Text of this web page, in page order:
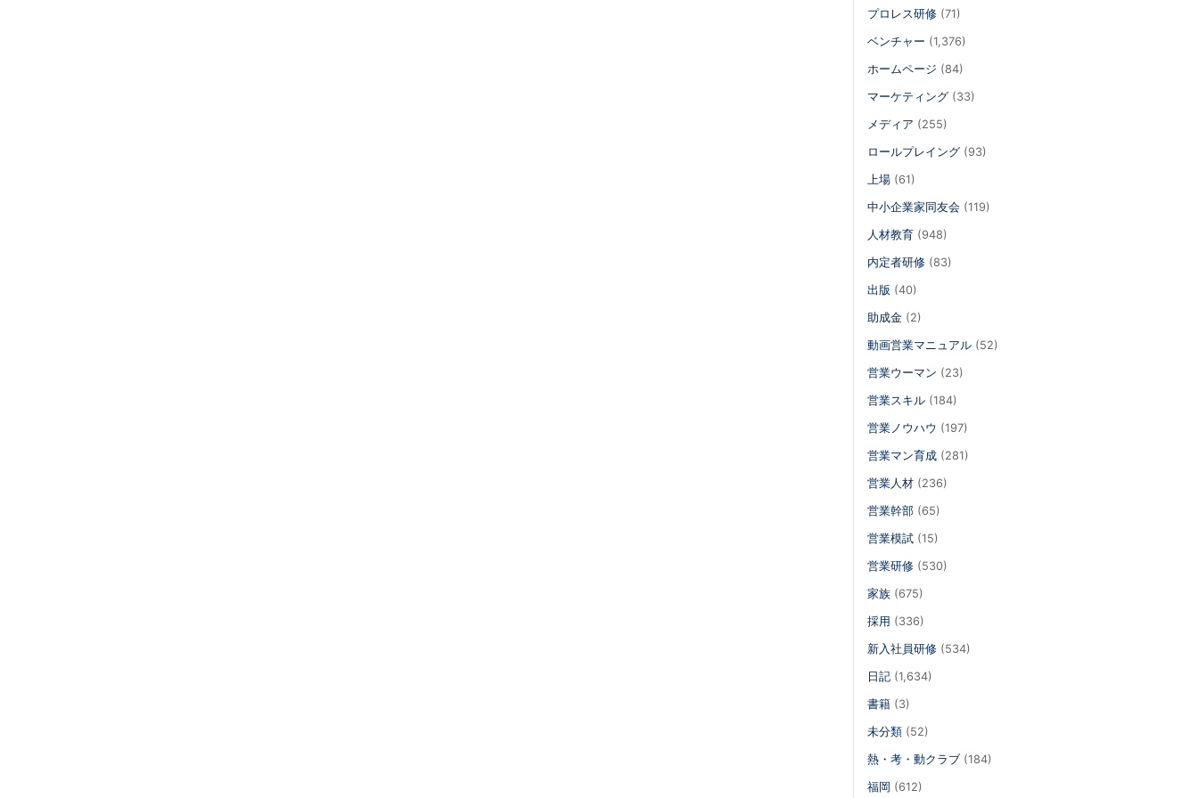
プロレス研修 (71)
ベンチャー (1,376)
ホームページ (84)
マーケティング (33)
メディア (255)
ロールプレイング (93)
上場 (61)
中小企業家同友会 (119)
人材教育 (948)
内定者研修 (83)
出版 (40)
助成金 (2)
動画営業マニュアル (52)
営業ウーマン (23)
営業スキル (184)
営業ノウハウ (197)
営業マン育成 (281)
営業人材 (236)
営業幹部 (65)
営業模試 (15)
営業研修 (530)
家族 (675)
採用 (336)
新入社員研修 (534)
日記 (1,634)
書籍 (3)
未分類 (52)
熱・考・動クラブ (184)
福岡 (612)